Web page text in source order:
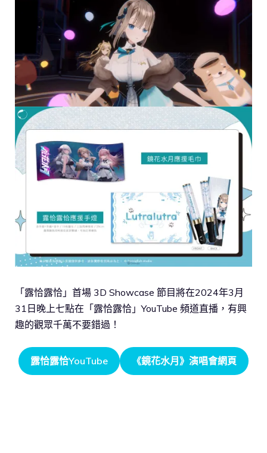
「露恰露恰」首場 3D Showcase 節目將在2024年3月
31日晚上七點在「露恰露恰」YouTube 頻道直播，有興
趣的觀眾千萬不要錯過！
露恰露恰YouTube 《鏡花水月》演唱會網頁